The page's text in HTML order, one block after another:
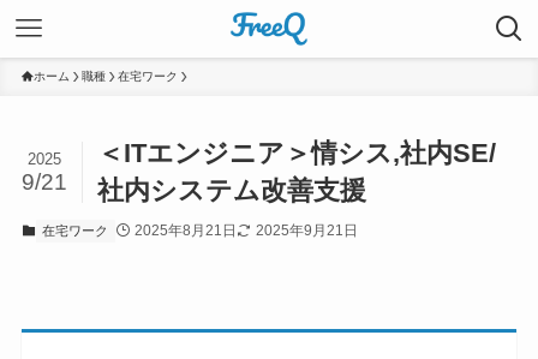
ホーム 職種 在宅ワーク
＜ITエンジニア＞情シス,社内SE/
社内システム改善支援
2025
9/21
在宅ワーク 2025年8月21日 2025年9月21日